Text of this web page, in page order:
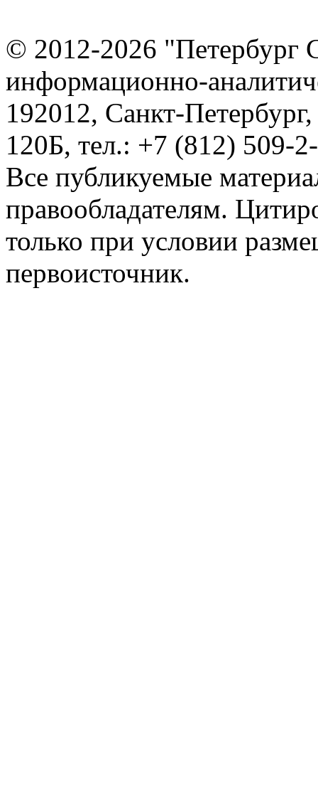
© 2012-2026 "Петербург
информационно-
192012, Санкт-
120Б, тел.: +7 (812) 509-
Все публикуемые
правообладателям.
только при условии
первоисточник.